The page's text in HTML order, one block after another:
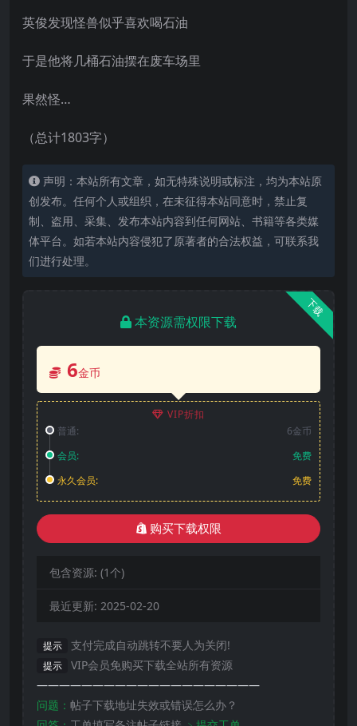
英俊发现怪兽似乎喜欢喝石油
于是他将几桶石油摆在废车场里
果然怪…
（总计1803字）
声明：本站所有文章，如无特殊说明或标注，均为本站原
创发布。任何个人或组织，在未征得本站同意时，禁止复
制、盗用、采集、发布本站内容到任何网站、书籍等各类媒
体平台。如若本站内容侵犯了原著者的合法权益，可联系我
们进行处理。
下载
本资源需权限下载
6金币
VIP折扣
普通:
6金币
会员:
免费
永久会员:
免费
购买下载权限
包含资源: (1个)
最近更新: 2025-02-20
提示 支付完成自动跳转不要人为关闭!
提示
VIP会员免购买下载全站所有资源
————————————————————
问题： 帖子下载地址失效或错误怎么办？